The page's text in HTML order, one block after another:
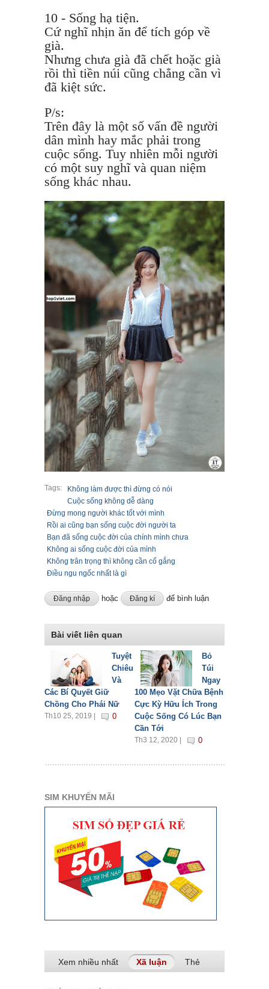
10 - Sống hạ tiện.
Cứ nghĩ nhịn ăn để tích góp về
già.
Nhưng chưa già đã chết hoặc già
rồi thì tiền núi cũng chẳng cần vì
đã kiệt sức.
P/s:
Trên đây là một số vấn đề người
dân mình hay mắc phải trong
cuộc sống. Tuy nhiên mỗi người
có một suy nghĩ và quan niệm
sống khác nhau.
Tags:
Không làm được thì đừng có nói
Cuộc sống không dễ dàng
Đừng mong người khác tốt với mình
Rồi ai cũng bạn sống cuộc đời người ta
Bạn đã sống cuộc đời của chính mình chưa
Không ai sống cuộc đời của mình
Không trân trọng thì không cần cố gắng
Điều ngu ngốc nhất là gì
Đăng nhập hoặc Đăng kí để bình luận
Bài viết liên quan
Tuyệt
Chiêu
Và
Các Bí Quyết Giữ
Chồng Cho Phái Nữ
Th10 25, 2019 | 0
Bỏ
Túi
Ngay
100 Mẹo Vặt Chữa Bệnh
Cực Kỳ Hữu Ích Trong
Cuộc Sống Có Lúc Bạn
Cần Tới
Th3 12, 2020 | 0
SIM KHUYẾN MÃI
Xem nhiều nhất Xã luận (tab hoạt động)
Thẻ